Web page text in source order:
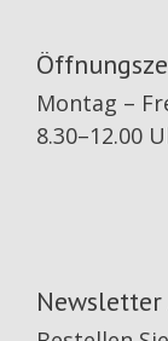
Montag –
8.30–12.00